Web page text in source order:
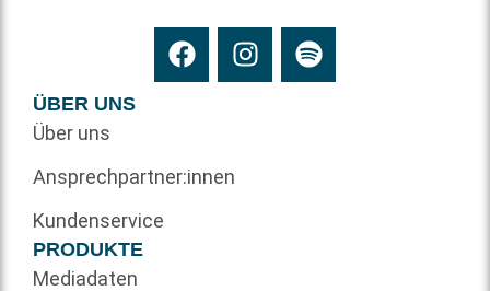
ÜBER UNS
Über uns
Ansprechpartner:innen
Kundenservice
PRODUKTE
Mediadaten